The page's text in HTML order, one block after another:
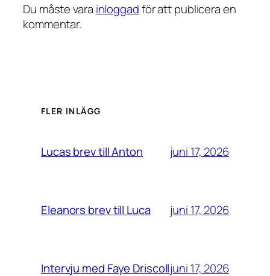
Du måste vara inloggadför att publicera en
kommentar.
FLER INLÄGG
Lucas brev till Anton juni 17, 2026
Eleanors brev till Luca juni 17, 2026
Intervju med Faye Driscolljuni 17, 2026